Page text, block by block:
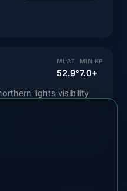
MLAT
52.9°
MIN KP
7.0+
lights visibility